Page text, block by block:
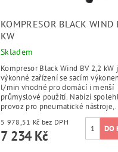
KOMPRESOR BLACK WIND
KW
Skladem
Kompresor Black Wind BV 2,2 kW
výkonné zařízení se sacím
l/min vhodné pro domácí i menší
průmyslové použití. Nabízí
provoz pro pneumatické
5 978,51 Kč bez DPH
7 234 Kč